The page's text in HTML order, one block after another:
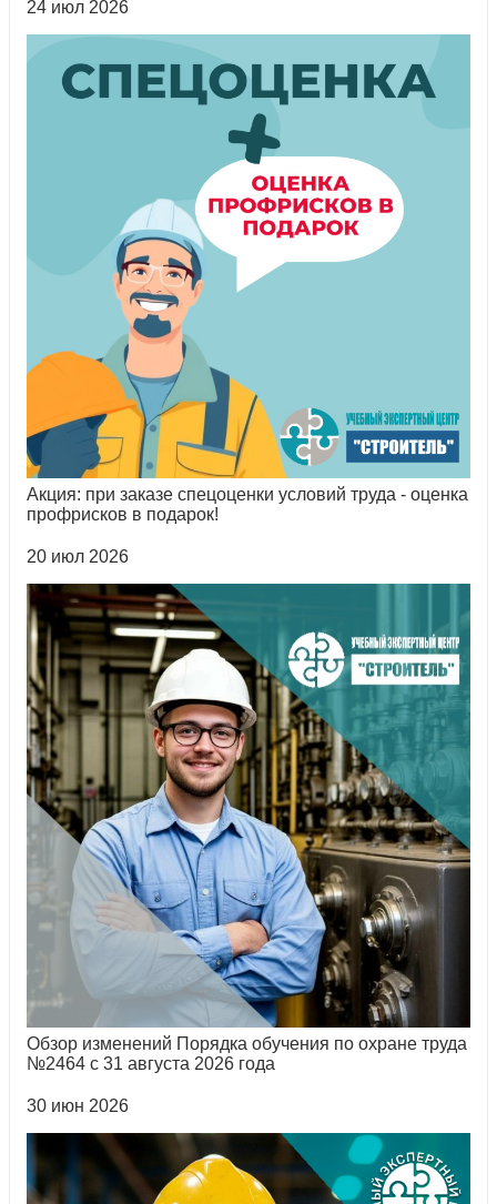
24 июл 2026
Акция: при заказе спецоценки условий труда - оценка
профрисков в подарок!
20 июл 2026
Обзор изменений Порядка обучения по охране труда
№2464 с 31 августа 2026 года
30 июн 2026